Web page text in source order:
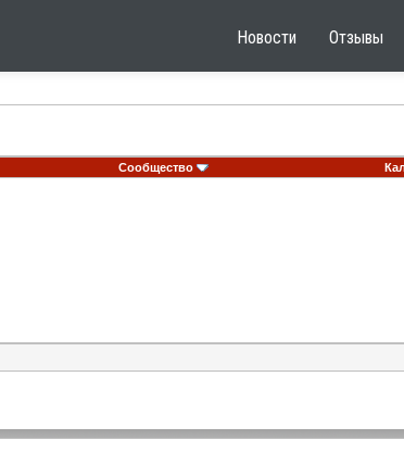
Новости Отзывы
Сообщество